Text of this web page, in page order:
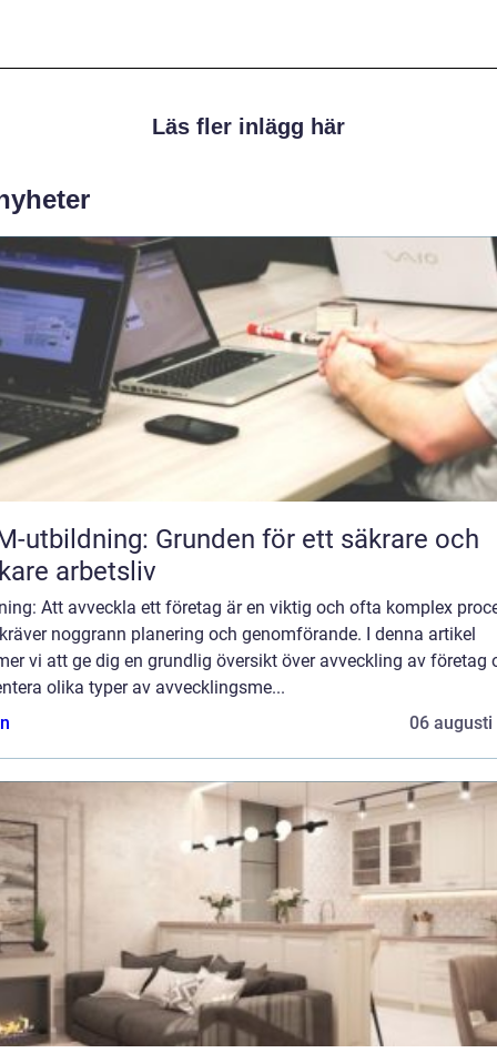
Läs fler inlägg här
utbildning: Grunden för ett säkrare och
arbetsliv
Att avveckla ett företag är en viktig och ofta komplex
noggrann planering och genomförande. I denna artikel
vi att ge dig en grundlig översikt över avveckling av företag
olika typer av avvecklingsme...
06 augusti